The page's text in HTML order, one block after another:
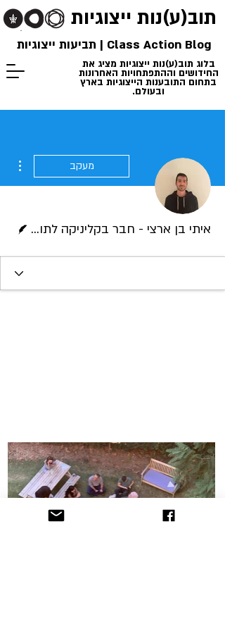
תוב(ע)נות ייצוגיות
בלוג תוב(ע)נות ייצוגיות מציג את
החידושים וההתפתחויות האחרונות
בתחום התובענות הייצוגיות בארץ
ובעולם.
Class Action Blog | תביעות ייצוגיות
מעקב
איתי בן ארצי - חבר בקליניקה לתובענות ייצוגיות